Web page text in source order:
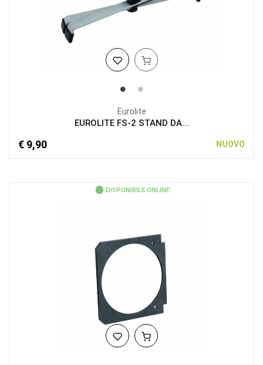
Eurolite
EUROLITE FS-2 STAND DA...
€ 9,90 NUOVO
DISPONIBILE ONLINE